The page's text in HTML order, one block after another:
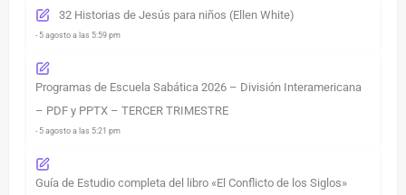
32 Historias de Jesús para niños (Ellen White)
- 5 agosto a las 5:59 pm
Programas de Escuela Sabática 2026 – División Interamericana
– PDF y PPTX – TERCER TRIMESTRE
- 5 agosto a las 5:21 pm
Guía de Estudio completa del libro «El Conflicto de los Siglos»